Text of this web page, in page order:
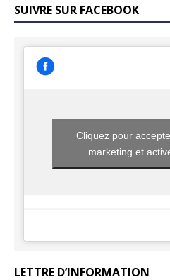
SUIVRE SUR FACEBOOK
Cliquez pour
marketing et
LETTRE D’INFORMATION